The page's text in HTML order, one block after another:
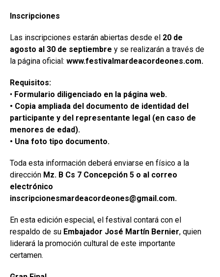
Inscripciones
Las inscripciones estarán abiertas desde el 20 de
agosto al 30 de septiembre y se realizarán a través de
la página oficial: www.festivalmardeacordeones.com.
Requisitos:
• Formulario diligenciado en la página web.
• Copia ampliada del documento de identidad del
participante y del representante legal (en caso de
menores de edad).
• Una foto tipo documento.
Toda esta información deberá enviarse en físico a la
dirección Mz. B Cs 7 Concepción 5 o al correo
electrónico
inscripcionesmardeacordeones@gmail.com.
En esta edición especial, el festival contará con el
respaldo de su Embajador José Martín Bernier, quien
liderará la promoción cultural de este importante
certamen.